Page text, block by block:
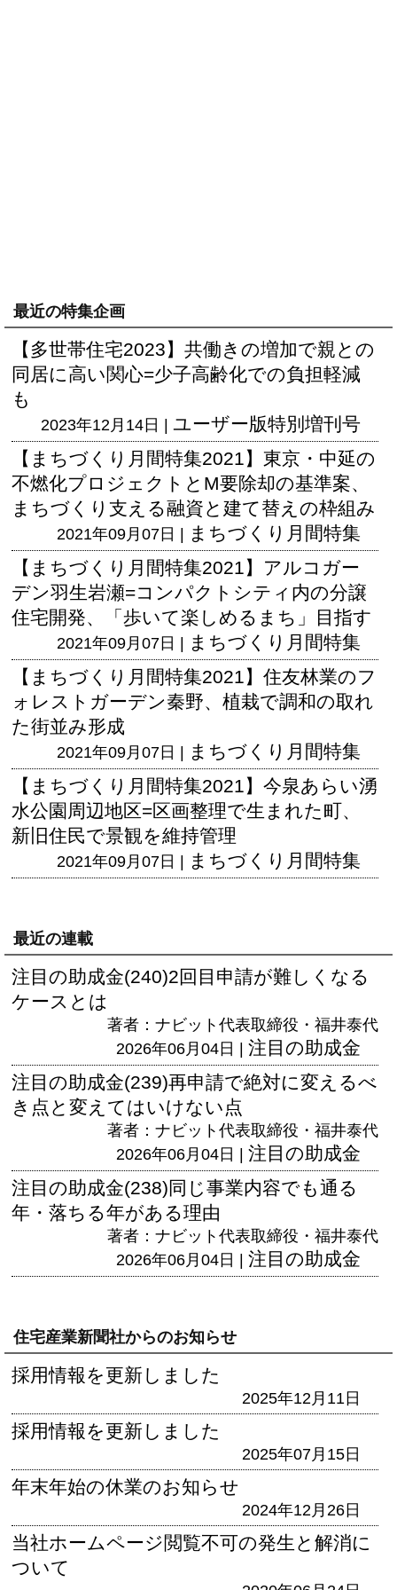
最近の特集企画
【多世帯住宅2023】共働きの増加で親との
同居に高い関心=少子高齢化での負担軽減
も
2023年12月14日 | ユーザー版特別増刊号
【まちづくり月間特集2021】東京・中延の
不燃化プロジェクトとM要除却の基準案、
まちづくり支える融資と建て替えの枠組み
2021年09月07日 | まちづくり月間特集
【まちづくり月間特集2021】アルコガー
デン羽生岩瀬=コンパクトシティ内の分譲
住宅開発、「歩いて楽しめるまち」目指す
2021年09月07日 | まちづくり月間特集
【まちづくり月間特集2021】住友林業のフ
ォレストガーデン秦野、植栽で調和の取れ
た街並み形成
2021年09月07日 | まちづくり月間特集
【まちづくり月間特集2021】今泉あらい湧
水公園周辺地区=区画整理で生まれた町、
新旧住民で景観を維持管理
2021年09月07日 | まちづくり月間特集
最近の連載
注目の助成金(240)2回目申請が難しくなる
ケースとは
著者：ナビット代表取締役・福井泰代
2026年06月04日 | 注目の助成金
注目の助成金(239)再申請で絶対に変えるべ
き点と変えてはいけない点
著者：ナビット代表取締役・福井泰代
2026年06月04日 | 注目の助成金
注目の助成金(238)同じ事業内容でも通る
年・落ちる年がある理由
著者：ナビット代表取締役・福井泰代
2026年06月04日 | 注目の助成金
住宅産業新聞社からのお知らせ
採用情報を更新しました
2025年12月11日
採用情報を更新しました
2025年07月15日
年末年始の休業のお知らせ
2024年12月26日
当社ホームページ閲覧不可の発生と解消に
ついて